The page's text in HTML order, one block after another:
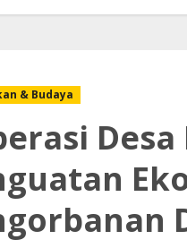
& Budaya